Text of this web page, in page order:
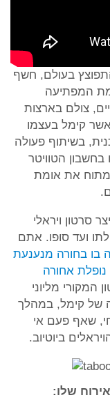
בעולם, חשף
המפתיעה
צולם בארצות
קימל בעצמו
בשיתוף פעולה
הטוויטר
את אומת
סרטון ויראלי
ועד סופו. אתם
בו בחורה מנענעת
אחורה
המקורי מליוני
של קימל, במהלך
שאף פעם אי
ביוטיוב.
שלו: